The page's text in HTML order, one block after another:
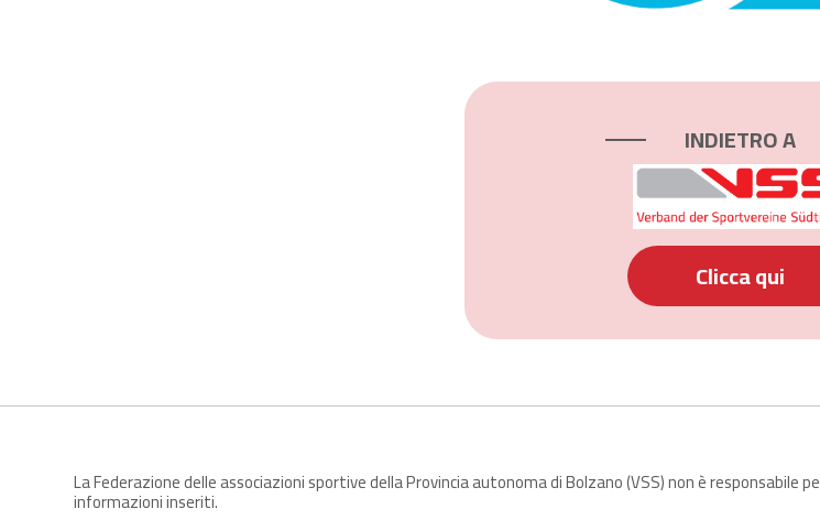
INDIETRO A
Clicca qui
La Federazione delle associazioni sportive della Provincia autonoma di Bolzano (VSS) non è
informazioni inseriti.